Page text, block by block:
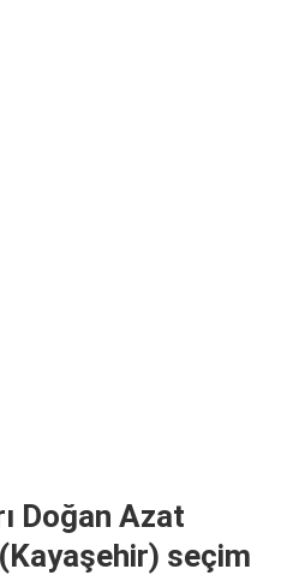
Doğan Azat
seçim